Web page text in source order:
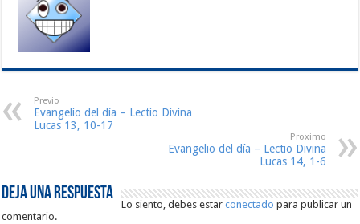
Previo
Evangelio del día – Lectio Divina
Lucas 13, 10-17
Proximo
Evangelio del día – Lectio Divina
Lucas 14, 1-6
Deja una respuesta
Lo siento, debes estarconectado para publicar un
comentario.